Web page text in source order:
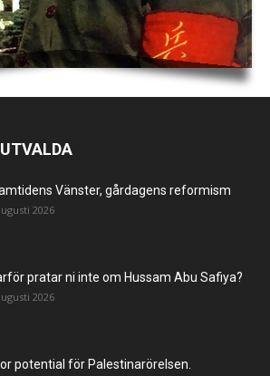
Vänster, gårdagens reformism
2026
pratar ni inte om Hussam Abu Safiya?
2026
potential för Palestinarörelsen.